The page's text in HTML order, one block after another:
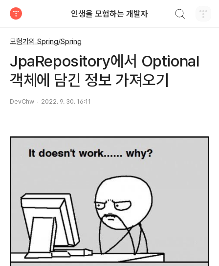
인생을 모험하는 개발자
모험가의 Spring/Spring
JpaRepository에서 Optional
객체에 담긴 정보 가져오기
DevChw 2022. 9. 30. 16:11